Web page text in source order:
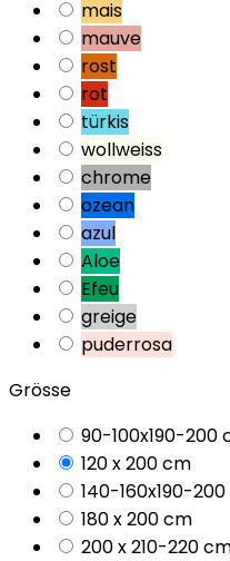
mais
mauve
rost
rot
türkis
wollweiss
chrome
ozean
azul
Aloe
Efeu
greige
puderrosa
Grösse
90-100x190-200
120 x 200 cm
140-160x190-
180 x 200 cm
200 x 210-220